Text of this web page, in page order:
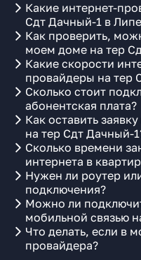
Какие интернет-
Сдт Дачный-1 в
Как проверить,
моем доме на тер
Какие скорости
провайдеры на тер
Сколько стоит
абонентская плата?
Как оставить
на тер Сдт Дачный-
Сколько времени
интернета в
Нужен ли роутер
подключения?
Можно ли
мобильной связью
Что делать, если в
провайдера?